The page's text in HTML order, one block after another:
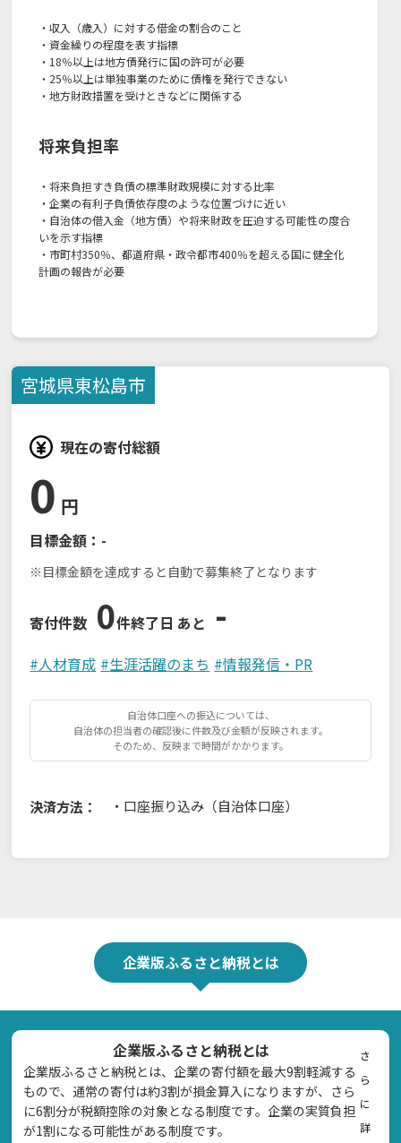
・収入（歳入）に対する借金の割合のこと
・資金繰りの程度を表す指標
・18％以上は地方債発行に国の許可が必要
・25％以上は単独事業のために債権を発行できない
・地方財政措置を受けときなどに関係する
将来負担率
・将来負担すき負債の標準財政規模に対する比率
・企業の有利子負債依存度のような位置づけに近い
・自治体の借入金（地方債）や将来財政を圧迫する可能性の度合
いを示す指標
・市町村350％、都道府県・政令都市400％を超える国に健全化
計画の報告が必要
宮城県東松島市
現在の寄付総額
0 円
目標金額： -
※目標金額を達成すると自動で募集終了となります
寄付件数 0件終了日 あと -
#人材育成 #生涯活躍のまち #情報発信・PR
自治体口座への振込については、
自治体の担当者の確認後に件数及び金額が反映されます。
そのため、反映まで時間がかかります。
決済方法： ・ 口座振り込み（自治体口座）
企業版ふるさと納税とは
企業版ふるさと納税とは
企業版ふるさと納税とは、企業の寄付額を最大9割軽減する
もので、通常の寄付は約3割が損金算入になりますが、さら
に6割分が税額控除の対象となる制度です。企業の実質負担
が1割になる可能性がある制度です。
さ
ら
に
詳